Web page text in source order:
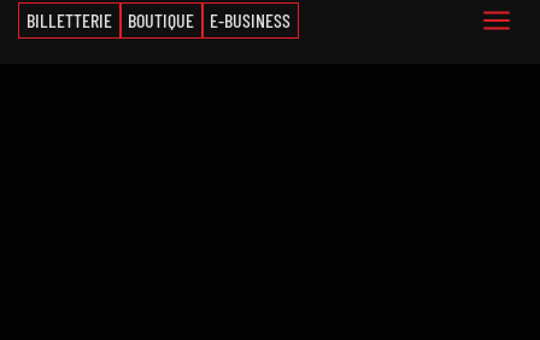
BILLETTERIE BOUTIQUE E-BUSINESS